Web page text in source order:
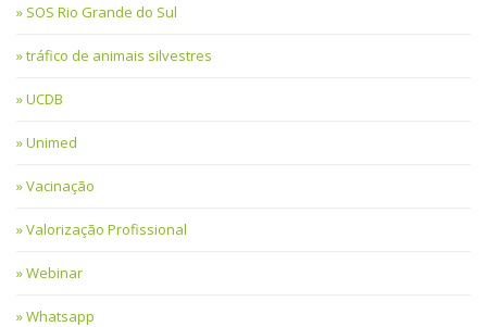
SOS Rio Grande do Sul
tráfico de animais silvestres
UCDB
Unimed
Vacinação
Valorização Profissional
Webinar
Whatsapp